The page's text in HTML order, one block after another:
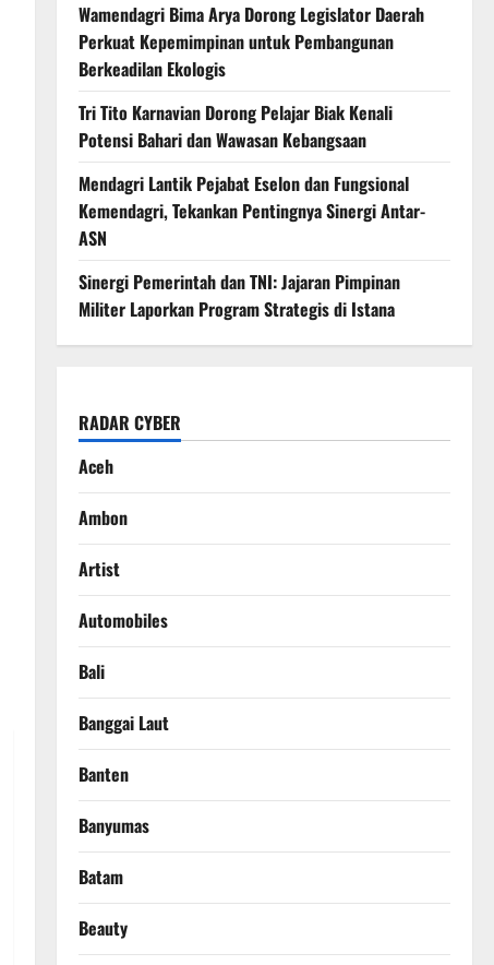
Wamendagri Bima Arya Dorong Legislator Daerah
Perkuat Kepemimpinan untuk Pembangunan
Berkeadilan Ekologis
Tri Tito Karnavian Dorong Pelajar Biak Kenali
Potensi Bahari dan Wawasan Kebangsaan
Mendagri Lantik Pejabat Eselon dan Fungsional
Kemendagri, Tekankan Pentingnya Sinergi Antar-
ASN
Sinergi Pemerintah dan TNI: Jajaran Pimpinan
Militer Laporkan Program Strategis di Istana
RADAR CYBER
Aceh
Ambon
Artist
Automobiles
Bali
Banggai Laut
Banten
Banyumas
Batam
Beauty